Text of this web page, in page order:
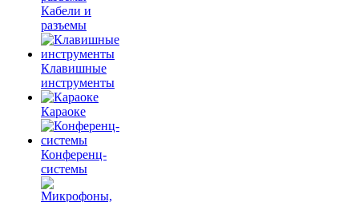
Кабели и
разъемы
Клавишные
инструменты
Караоке
Конференц-
системы